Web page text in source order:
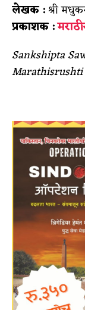
लेखक :श्री
प्रकाशक :
Sankshipta
Marathisrushti